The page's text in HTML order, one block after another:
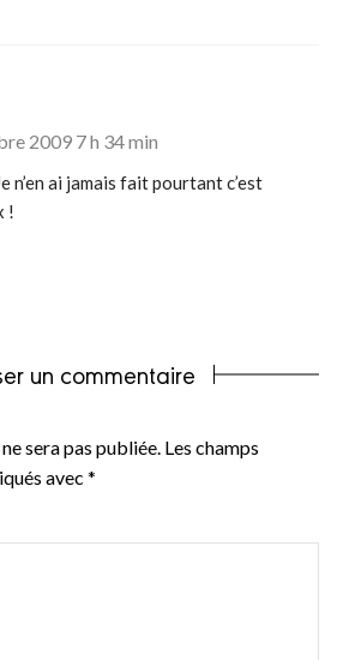
2009 7 h 34 min
n’en ai jamais fait pourtant c’est
!
un commentaire
sera pas publiée. Les champs
avec *